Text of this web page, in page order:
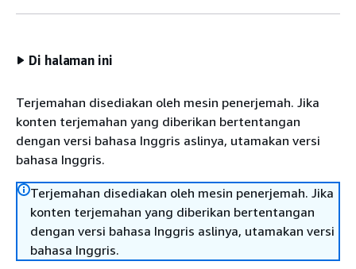
Di halaman ini
Terjemahan disediakan oleh mesin penerjemah. Jika
konten terjemahan yang diberikan bertentangan
dengan versi bahasa Inggris aslinya, utamakan versi
bahasa Inggris.
Terjemahan disediakan oleh mesin penerjemah. Jika
konten terjemahan yang diberikan bertentangan
dengan versi bahasa Inggris aslinya, utamakan versi
bahasa Inggris.